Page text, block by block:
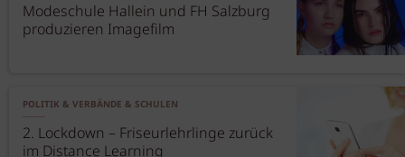
Modeschule Hallein und FH Salzburg
produzieren Imagefilm
POLITIK & VERBÄNDE & SCHULEN
2. Lockdown – Friseurlehrlinge zurück
im Distance Learning